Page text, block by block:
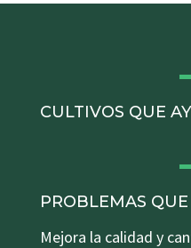
CULTIVOS QUE
PROBLEMAS QUE
Mejora la calidad y